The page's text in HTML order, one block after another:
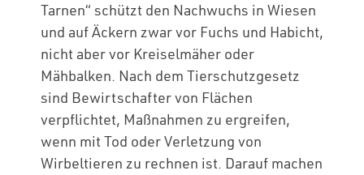
Tarnen“ schützt den Nachwuchs in Wiesen
und auf Äckern zwar vor Fuchs und Habicht,
nicht aber vor Kreiselmäher oder
Mähbalken. Nach dem Tierschutzgesetz
sind Bewirtschafter von Flächen
verpflichtet, Maßnahmen zu ergreifen,
wenn mit Tod oder Verletzung von
Wirbeltieren zu rechnen ist. Darauf machen